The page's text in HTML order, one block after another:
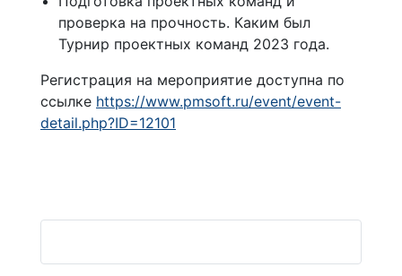
проверка на прочность. Каким был
Турнир проектных команд 2023 года.
Регистрация на мероприятие доступна по
ссылке https://www.pmsoft.ru/event/event-
detail.php?ID=12101